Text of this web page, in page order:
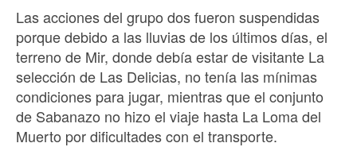
Las acciones del grupo dos fueron suspendidas
porque debido a las lluvias de los últimos días, el
terreno de Mir, donde debía estar de visitante La
selección de Las Delicias, no tenía las mínimas
condiciones para jugar, mientras que el conjunto
de Sabanazo no hizo el viaje hasta La Loma del
Muerto por dificultades con el transporte.